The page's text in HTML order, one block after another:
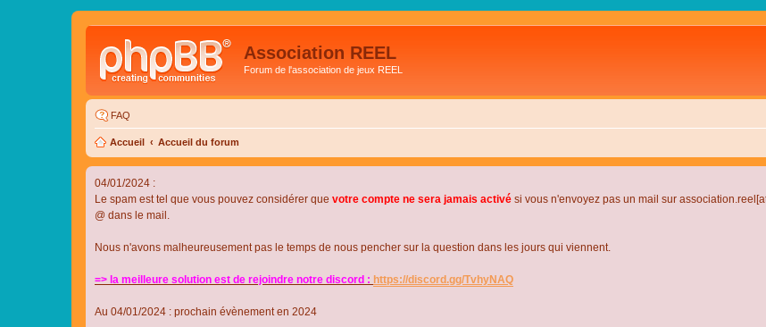
Association REEL
Forum de l'association de jeux REEL
FAQ
Accueil Accueil du forum
04/01/2024 :
Le spam est tel que vous pouvez considérer que votre compte ne sera jamais activé si vous n'envoyez pas un mail sur
@ dans le mail.
Nous n'avons malheureusement pas le temps de nous pencher sur la question dans les jours qui viennent.
=> la meilleure solution est de rejoindre notre discord : https://discord.gg/TvhyNAQ
Au 04/01/2024 : prochain évènement en 2024